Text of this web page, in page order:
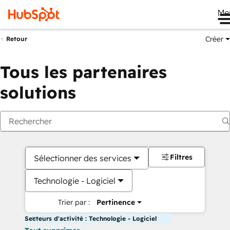
Retour Créer
Tous les partenaires
solutions
Sélectionner des services
Technologie - Logiciel
Trier par : Pertinence
Filtres
Secteurs d'activité : Technologie - Logiciel